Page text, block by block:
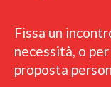
Fissa un
necessità, o
proposta